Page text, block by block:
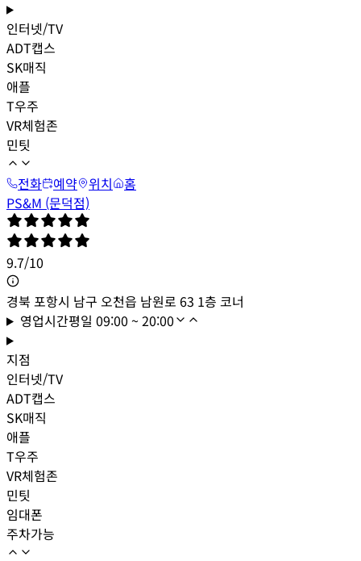
인터넷/TV
ADT캡스
SK매직
애플
T우주
VR체험존
민팃
전화
예약 위치
홈
PS&M (문덕점)
9.7/10
경북 포항시 남구 오천읍 남원로 63 1층 코너
영업시간평일 09:00 ~ 20:00
지점
인터넷/TV
ADT캡스
SK매직
애플
T우주
VR체험존
민팃
임대폰
주차가능